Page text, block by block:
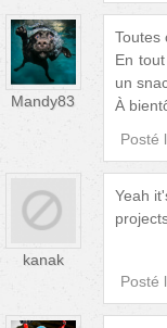
Mandy83
Toutes
En
un
À
Posté
kanak
Yeah
Posté